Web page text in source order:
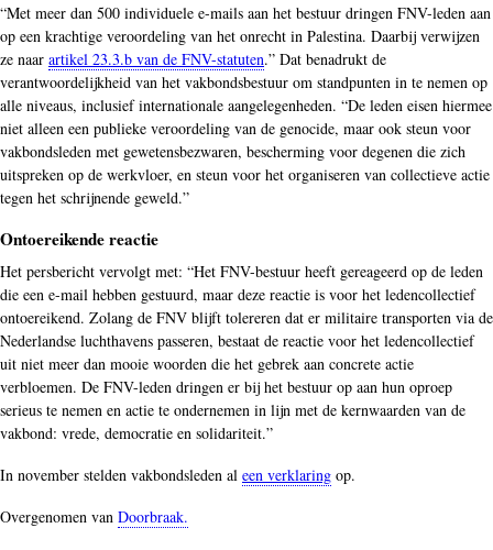
“Met meer dan 500 individuele e-mails aan het bestuur dringen FNV-leden aan
op een krachtige veroordeling van het onrecht in Palestina. Daarbij verwijzen
ze naar artikel 23.3.b van de FNV-statuten.” Dat benadrukt de
verantwoordelijkheid van het vakbondsbestuur om standpunten in te nemen op
alle niveaus, inclusief internationale aangelegenheden. “De leden eisen hiermee
niet alleen een publieke veroordeling van de genocide, maar ook steun voor
vakbondsleden met gewetensbezwaren, bescherming voor degenen die zich
uitspreken op de werkvloer, en steun voor het organiseren van collectieve actie
tegen het schrijnende geweld.”
Ontoereikende reactie
Het persbericht vervolgt met: “Het FNV-bestuur heeft gereageerd op de leden
die een e-mail hebben gestuurd, maar deze reactie is voor het ledencollectief
ontoereikend. Zolang de FNV blijft tolereren dat er militaire transporten via de
Nederlandse luchthavens passeren, bestaat de reactie voor het ledencollectief
uit niet meer dan mooie woorden die het gebrek aan concrete actie
verbloemen. De FNV-leden dringen er bij het bestuur op aan hun oproep
serieus te nemen en actie te ondernemen in lijn met de kernwaarden van de
vakbond: vrede, democratie en solidariteit.”
In november stelden vakbondsleden al een verklaring op.
Overgenomen van Doorbraak.